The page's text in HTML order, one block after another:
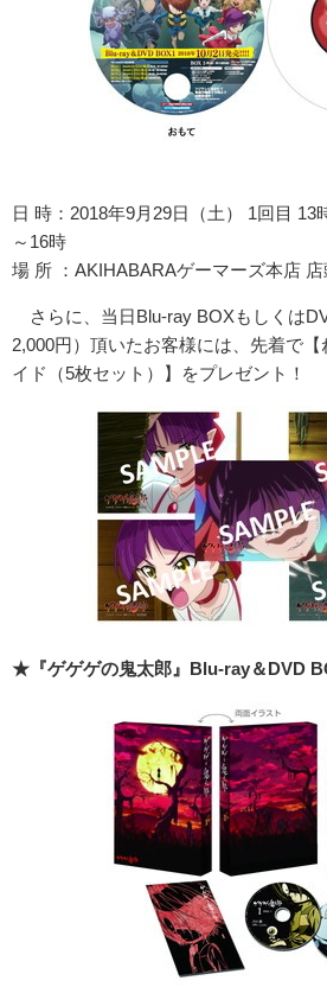
日 時：2018年9月29日（土） 1回目 13
～16時
場 所 ：AKIHABARAゲーマーズ本店 店
さらに、当日Blu-ray BOXもしくは
2,000円）頂いたお客様には、先着で
イド（5枚セット）】をプレゼント！
★『ゲゲゲの鬼太郎』Blu-ray＆DVD